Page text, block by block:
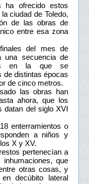
ha ofrecido estos
ciudad de Toledo,
de las obras de
entre esa zona
del mes de
una secuencia de
en la que se
de distintas épocas
de cinco metros.
las obras han
ahora, que los
datan del siglo XVI
enterramientos o
a niños y
X y XV.
pertenecían a
que
otras cosas, y
decúbito lateral